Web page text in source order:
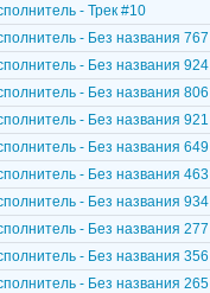
- Трек #10
- Без названия 767
- Без названия 924
- Без названия 806
- Без названия 921
- Без названия 649
- Без названия 463
- Без названия 934
- Без названия 277
- Без названия 356
- Без названия 265